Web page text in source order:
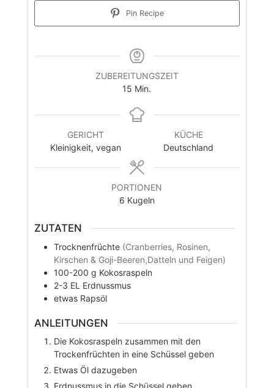
Pin Recipe
ZUBEREITUNGSZEIT
15 Minuten
Min.
GERICHT
Kleinigkeit, vegan
KÜCHE
Deutschland
PORTIONEN
6 Kugeln
ZUTATEN
Trocknenfrüchte (Cranberries, Rosinen,
Kirschen & Goji-Beeren,Datteln und Feigen)
100-200 g Kokosraspeln
2-3 EL Erdnussmus
etwas Rapsöl
ANLEITUNGEN
Die Kokosraspeln zusammen mit den
Trockenfrüchten in eine Schüssel geben
Etwas Öl dazugeben
Erdnussmus in die Schüssel geben